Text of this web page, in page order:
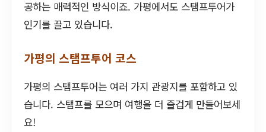
공하는 매력적인 방식이죠. 가평에서도 스탬프투어가
인기를 끌고 있습니다.
가평의 스탬프투어 코스
가평의 스탬프투어는 여러 가지 관광지를 포함하고 있
습니다. 스탬프를 모으며 여행을 더 즐겁게 만들어보세
요!